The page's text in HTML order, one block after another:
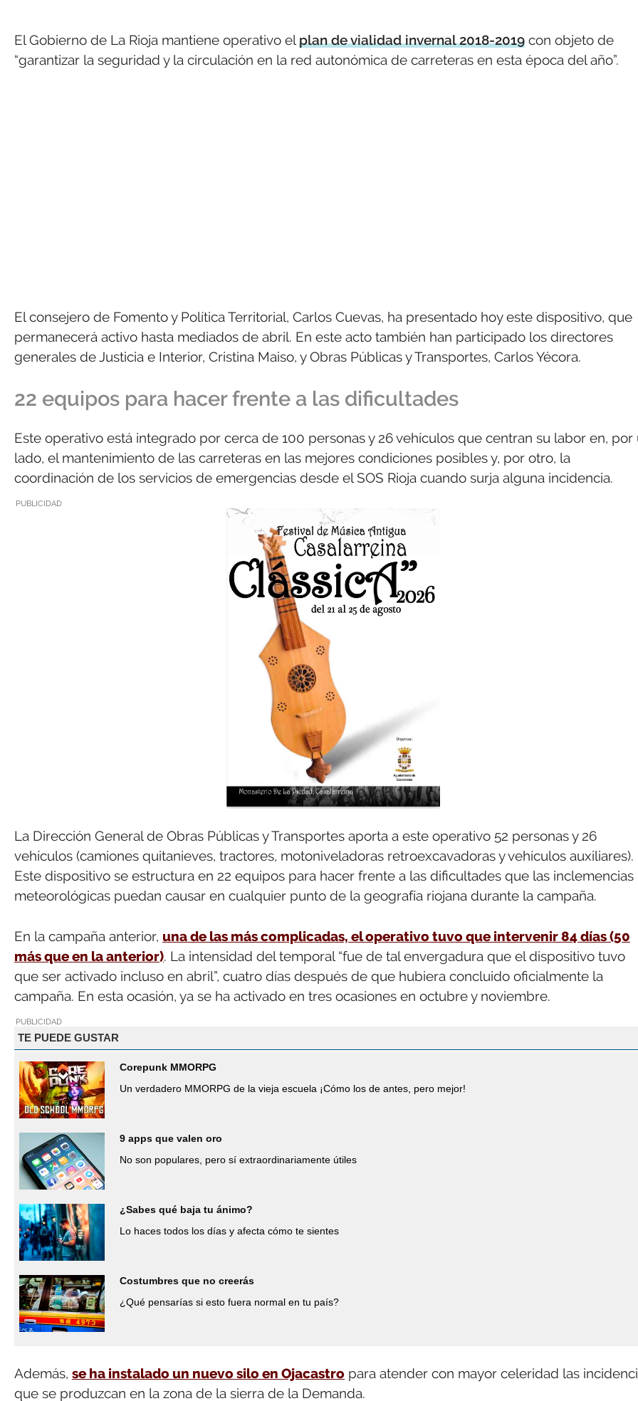
El Gobierno de La Rioja mantiene operativo elplan de vialidad invernal 2018-2019 con objeto de
“garantizar la seguridad y la circulación en la red autonómica de carreteras en esta época del año”.
El consejero de Fomento y Política Territorial, Carlos Cuevas, ha presentado hoy este dispositivo, que
permanecerá activo hasta mediados de abril. En este acto también han participado los directores
generales de Justicia e Interior, Cristina Maiso, y Obras Públicas y Transportes, Carlos Yécora.
22 equipos para hacer frente a las dificultades
Este operativo está integrado por cerca de 100 personas y 26 vehículos que centran su labor en, por
lado, el mantenimiento de las carreteras en las mejores condiciones posibles y, por otro, la
coordinación de los servicios de emergencias desde el SOS Rioja cuando surja alguna incidencia.
PUBLICIDAD
La Dirección General de Obras Públicas y Transportes aporta a este operativo 52 personas y 26
vehículos (camiones quitanieves, tractores, motoniveladoras retroexcavadoras y vehículos auxiliares).
Este dispositivo se estructura en 22 equipos para hacer frente a las dificultades que las inclemencias
meteorológicas puedan causar en cualquier punto de la geografía riojana durante la campaña.
En la campaña anterior, una de las más complicadas, el operativo tuvo que intervenir 84 días (50
más que en la anterior). La intensidad del temporal “fue de tal envergadura que el dispositivo tuvo
que ser activado incluso en abril”, cuatro días después de que hubiera concluido oficialmente la
campaña. En esta ocasión, ya se ha activado en tres ocasiones en octubre y noviembre.
PUBLICIDAD
TE PUEDE GUSTAR
Corepunk MMORPG
Un verdadero MMORPG de la vieja escuela ¡Cómo los de antes, pero mejor!
9 apps que valen oro
No son populares, pero sí extraordinariamente útiles
¿Sabes qué baja tu ánimo?
Lo haces todos los días y afecta cómo te sientes
Costumbres que no creerás
¿Qué pensarías si esto fuera normal en tu país?
Además, se ha instalado un nuevo silo en Ojacastro para atender con mayor celeridad las
que se produzcan en la zona de la sierra de la Demanda.